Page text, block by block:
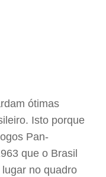
ótimas
Isto porque
Pan-
que o Brasil
no quadro